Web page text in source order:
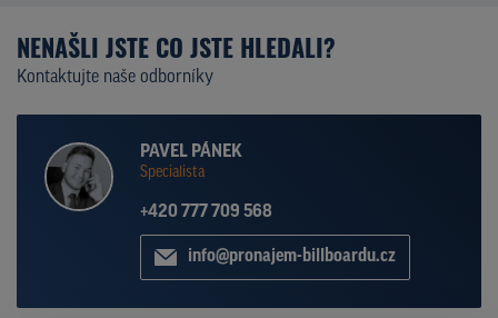
NENAŠLI JSTE CO JSTE HLEDALI?
Kontaktujte naše odborníky
PAVEL PÁNEK
Specialista
+420 777 709 568
info@pronajem-billboardu.cz